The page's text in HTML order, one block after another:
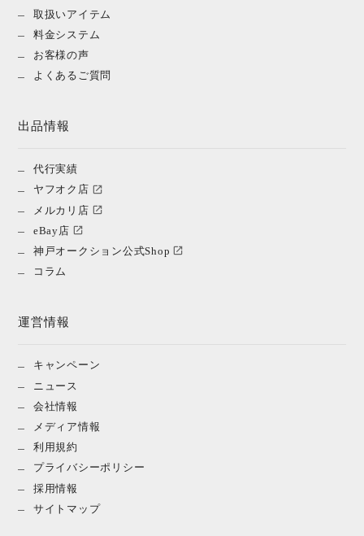
取扱いアイテム
料金システム
お客様の声
よくあるご質問
出品情報
代行実績
ヤフオク店
メルカリ店
eBay店
神戸オークション公式Shop
コラム
運営情報
キャンペーン
ニュース
会社情報
メディア情報
利用規約
プライバシーポリシー
採用情報
サイトマップ